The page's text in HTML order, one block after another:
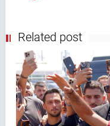
Related post